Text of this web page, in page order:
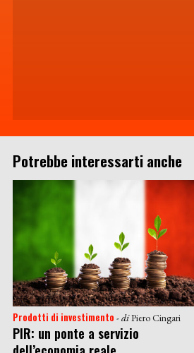
Potrebbe interessarti anche
Prodotti di investimento - diPiero Cingari
PIR: un ponte a servizio